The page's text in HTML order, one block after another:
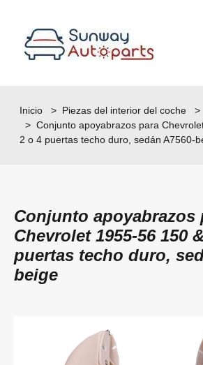
Inicio >Piezas del interior del coche >
> Conjunto apoyabrazos para
2 o 4 puertas techo duro, sedán A7560-
Conjunto apoyabrazos
Chevrolet 1955-56 150
puertas techo duro,
beige